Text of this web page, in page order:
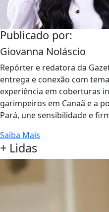
Publicado por:
Giovanna Noláscio
Repórter e redatora da
entrega e conexão com
experiência em coberturas
garimpeiros em Canaã e a
Pará, une sensibilidade e
Saiba Mais
+ Lidas